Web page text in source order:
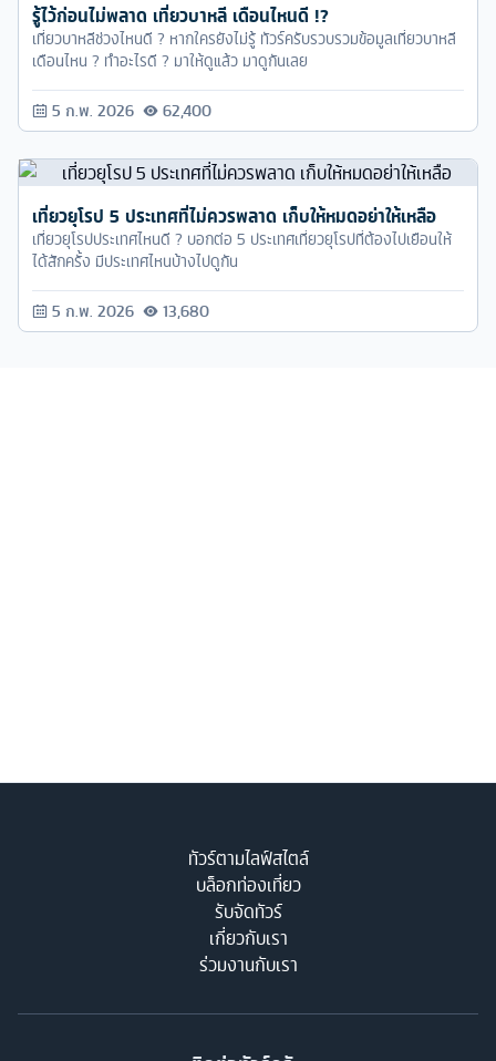
รู้ไว้ก่อนไม่พลาด เที่ยวบาหลี เดือนไหนดี !?
เที่ยวบาหลีช่วงไหนดี ? หากใครยังไม่รู้ ทัวร์ครับรวบรวมข้อมูลเที่ยวบาหลี
เดือนไหน ? ทำอะไรดี ? มาให้ดูแล้ว มาดูกันเลย
5 ก.พ. 2026 62,400
เที่ยวยุโรป 5 ประเทศที่ไม่ควรพลาด เก็บให้หมดอย่าให้เหลือ
เที่ยวยุโรปประเทศไหนดี ? บอกต่อ 5 ประเทศเที่ยวยุโรปที่ต้องไปเยือนให้
ได้สักครั้ง มีประเทศไหนบ้างไปดูกัน
5 ก.พ. 2026 13,680
ทัวร์ตามไลฟ์สไตล์
บล็อกท่องเที่ยว
รับจัดทัวร์
เกี่ยวกับเรา
ร่วมงานกับเรา